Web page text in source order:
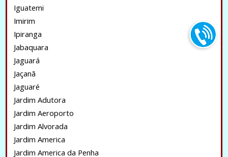
Iguatemi
Imirim
Ipiranga
Jabaquara
Jaguará
Jaçanã
Jaguaré
Jardim Adutora
Jardim Aeroporto
Jardim Alvorada
Jardim America
Jardim America da Penha